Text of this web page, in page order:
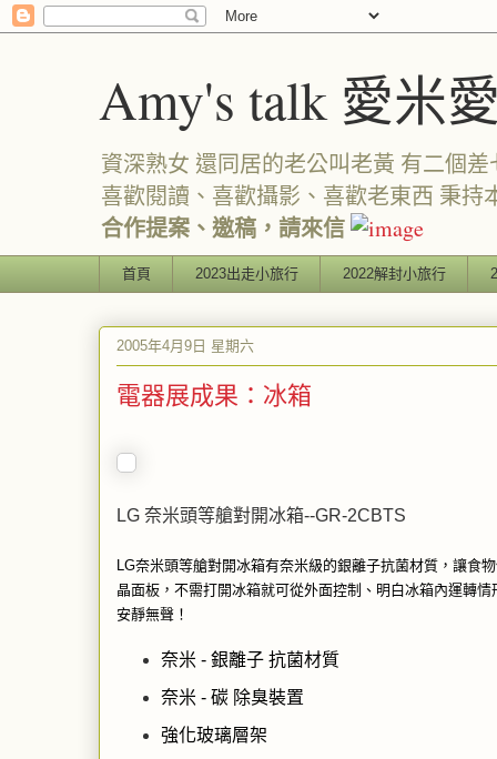
Amy's talk 愛米
資深熟女 還同居的老公叫老黃 有二個
喜歡閱讀、喜歡攝影、喜歡老東西 秉
合作提案、邀稿，請來信
首頁 2023出走小旅行 2022解封小旅行
2005年4月9日 星期六
電器展成果：冰箱
LG 奈米頭等艙對開冰箱--GR-2CBTS
LG奈米頭等艙對開冰箱有奈米級的銀離子抗菌材質，讓食
晶面板，不需打開冰箱就可從外面控制、明白冰箱內運轉
安靜無聲！
奈米 - 銀離子 抗菌材質
奈米 - 碳 除臭裝置
強化玻璃層架